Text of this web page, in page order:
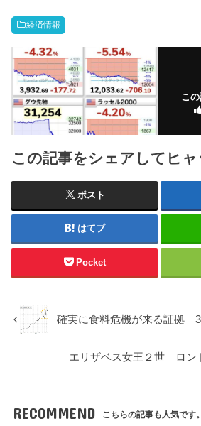
経済情報
こ
この記事をシェアしてヒャ
ポスト
はてブ
Pocket
確実に食料危機が来る証拠
エリザベス女王２世 ロン
RECOMMEND こちらの記事も人気です。